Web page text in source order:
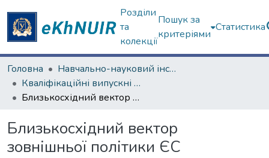
Розділи
та
колекції
Пошук за
критеріями
Статистика
Головна
Навчально-науковий інститут "Каразінський інститут міжнародних відносин та туристичного бізнесу"
Кваліфікаційні випускні роботи магістрів. Навчально-науковий інститут "Каразінський інститут міжнародних відносин та туристичного бізнесу"
Близькосхідний вектор зовнішньої політики ЄС
Близькосхідний вектор
зовнішньої політики ЄС